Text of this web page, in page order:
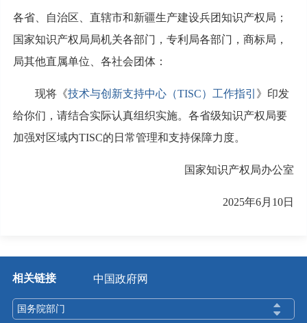
各省、自治区、直辖市和新疆生产建设兵团知识产权局；
国家知识产权局局机关各部门，专利局各部门，商标局，
局其他直属单位、各社会团体：
现将《技术与创新支持中心（TISC）工作指引 》印发
给你们，请结合实际认真组织实施。各省级知识产权局要
加强对区域内TISC的日常管理和支持保障力度。
国家知识产权局办公室
2025年6月10日
相关链接 中国政府网
国务院部门